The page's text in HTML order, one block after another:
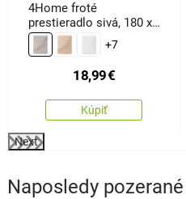
4Home froté
prestieradlo sivá, 180 x
200 cm
+7
18,99€
Kúpiť
Next
Naposledy pozerané